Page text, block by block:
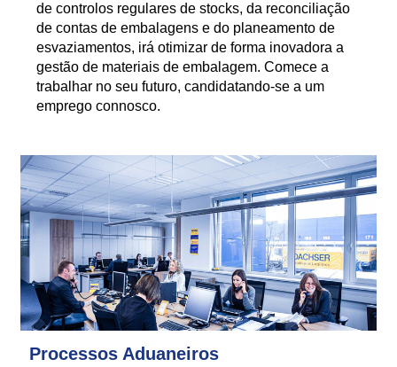
de controlos regulares de stocks, da reconciliação
de contas de embalagens e do planeamento de
esvaziamentos, irá otimizar de forma inovadora a
gestão de materiais de embalagem. Comece a
trabalhar no seu futuro, candidatando-se a um
emprego connosco.
Processos Aduaneiros